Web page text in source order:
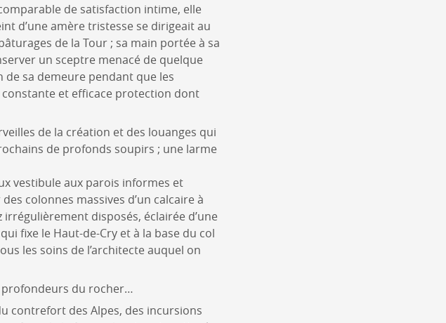
de satisfaction intime, elle
d’une amère tristesse se dirigeait au
de la Tour ; sa main portée à sa
un sceptre menacé de quelque
sa demeure pendant que les
et efficace protection dont
de la création et des louanges qui
de profonds soupirs ; une larme
vestibule aux parois informes et
colonnes massives d’un calcaire à
disposés, éclairée d’une
fixe le Haut-de-Cry et à la base du col
les soins de l’architecte auquel on
du rocher…
contrefort des Alpes, des incursions